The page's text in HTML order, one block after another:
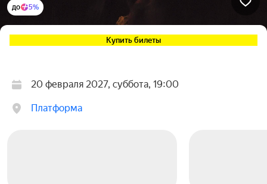
до 5%
Купить билеты
20 февраля 2027, суббота, 19:00
Платформа